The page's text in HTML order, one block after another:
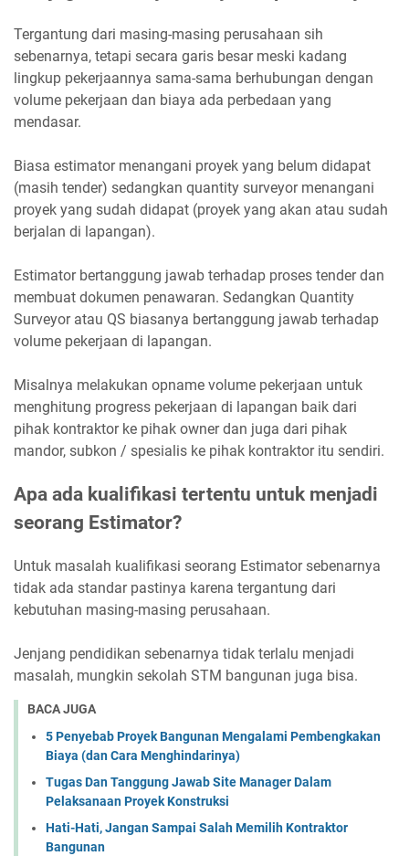
Tergantung dari masing-masing perusahaan sih
sebenarnya, tetapi secara garis besar meski kadang
lingkup pekerjaannya sama-sama berhubungan dengan
volume pekerjaan dan biaya ada perbedaan yang
mendasar.
Biasa estimator menangani proyek yang belum didapat
(masih tender) sedangkan quantity surveyor menangani
proyek yang sudah didapat (proyek yang akan atau sudah
berjalan di lapangan).
Estimator bertanggung jawab terhadap proses tender dan
membuat dokumen penawaran. Sedangkan Quantity
Surveyor atau QS biasanya bertanggung jawab terhadap
volume pekerjaan di lapangan.
Misalnya melakukan opname volume pekerjaan untuk
menghitung progress pekerjaan di lapangan baik dari
pihak kontraktor ke pihak owner dan juga dari pihak
mandor, subkon / spesialis ke pihak kontraktor itu sendiri.
Apa ada kualifikasi tertentu untuk menjadi
seorang Estimator?
Untuk masalah kualifikasi seorang Estimator sebenarnya
tidak ada standar pastinya karena tergantung dari
kebutuhan masing-masing perusahaan.
Jenjang pendidikan sebenarnya tidak terlalu menjadi
masalah, mungkin sekolah STM bangunan juga bisa.
BACA JUGA
5 Penyebab Proyek Bangunan Mengalami Pembengkakan
Biaya (dan Cara Menghindarinya)
Tugas Dan Tanggung Jawab Site Manager Dalam
Pelaksanaan Proyek Konstruksi
Hati-Hati, Jangan Sampai Salah Memilih Kontraktor
Bangunan